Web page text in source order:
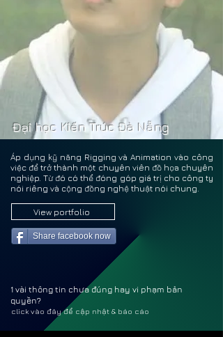
LÊ
LÊ
Đại học Kiến Trúc Đà Nẵng
Áp dụng kỹ năng Rigging và Animation vào công
việc để trở thành một chuyên viên đồ họa chuyên
nghiệp. Từ đó có thể đóng góp giá trị cho công ty
nói riêng và cộng đồng nghệ thuật nói chung.
View portfolio
Share facebook now
1 vài thông tin chưa đúng hay vi phạm bản
quyền?
click vào đây để cập nhật & báo cáo